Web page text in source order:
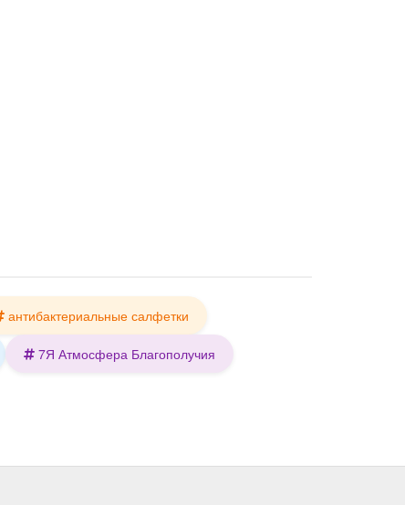
антибактериальные салфетки
7Я Атмосфера Благополучия